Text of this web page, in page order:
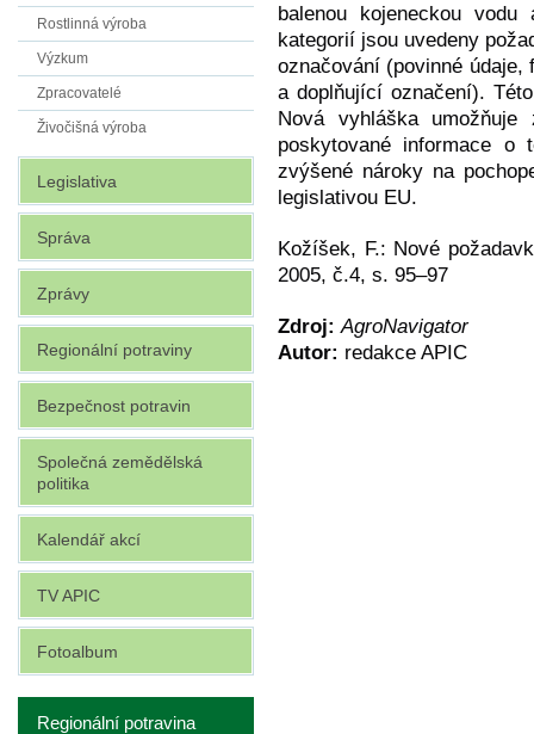
balenou kojeneckou
kategorií jsou uvedeny
označování (povinné údaje,
a doplňující označení).
Nová vyhláška
poskytované informace o
zvýšené nároky na
legislativou EU.
Kožíšek, F.: Nové
2005, č.4, s. 95–97
Zdroj: AgroNavigator
Autor: redakce APIC
Rostlinná výroba
Výzkum
Zpracovatelé
Živočišná výroba
Legislativa
Správa
Zprávy
Regionální potraviny
Bezpečnost potravin
Společná zemědělská
politika
Kalendář akcí
TV APIC
Fotoalbum
Regionální potravina